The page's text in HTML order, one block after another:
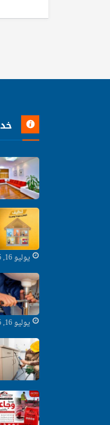
يوليو 16, 2025
يوليو 16, 2025